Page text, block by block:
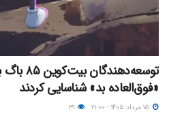
«فوق‌العاده بد» شناسایی کردند